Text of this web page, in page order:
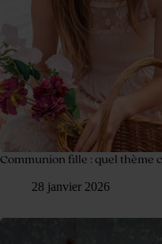
Communion fille : quel thème
28 janvier 2026